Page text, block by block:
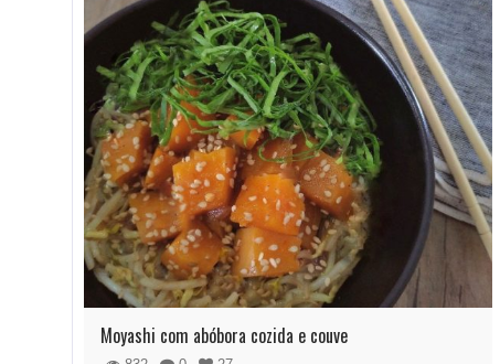
Moyashi com abóbora cozida e couve